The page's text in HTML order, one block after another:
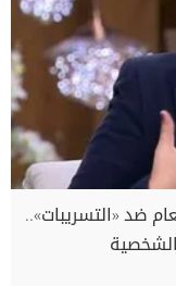
ضد «التسريبات»..